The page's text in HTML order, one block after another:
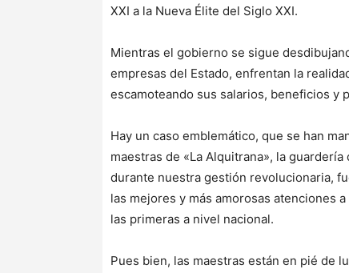
XXI a la Nueva Élite del Siglo XXI.
Mientras el gobierno se sigue
empresas del Estado, enfrentan la
escamoteando sus salarios, beneficios y
Hay un caso emblemático, que se han
maestras de «La Alquitrana», la
durante nuestra gestión revolucionaria,
las mejores y más amorosas atenciones
las primeras a nivel nacional.
Pues bien, las maestras están en pié de